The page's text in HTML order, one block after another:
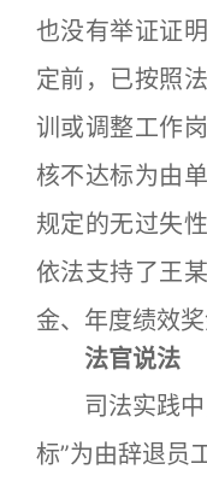
也没有举证证
定前，已按照
训或调整工作
核不达标为由
规定的无过失
依法支持了王
金、年度绩效奖
法官说法
司法实践中
标”为由辞退员